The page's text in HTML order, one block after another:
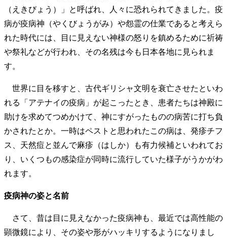
（えきびょう）」と呼ばれ、人々に恐れられてきました。疫
病が疫病神（やくびょうがみ）や怨霊の仕業であると考えら
れた時代には、目に見えない神様の怒りを鎮めるために祈祷
や祭礼などが行われ、その名残は今も日本各地に見られま
す。
世界に目を移すと、古代ギリシャ文明を衰亡させたといわ
れる「アテナイの疫病」が起こったとき、患者たちは神殿に
助けを求めてつめかけて、神にすがったものの病苦に打ち負
かされたとか。一時はペストと思われたこの病は、発疹チフ
ス、天然痘と並んで麻疹（はしか）も有力候補といわれてお
り、いくつもの感染症が同時に流行していた様子がうかがわ
れます。
疫病神の姿と名前
さて、昔は目に見えなかった疫病神も、最近では高性能の
顕微鏡により、その姿や形がハッキリするようになりまし